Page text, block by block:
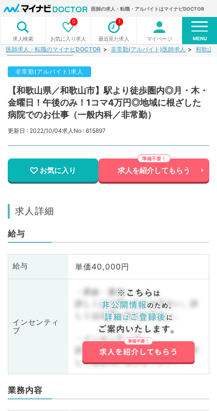
医師の求人・転職・アルバイトはマイナビDOCTOR
求人検索 お気に入り求人
0
最近見た求人
1
マイページ MENU
医師求人・転職のマイナビDOCTOR 非常勤(アルバイト)医師求人 和歌山
非常勤(アルバイト)求人
【和歌山県／和歌山市】駅より徒歩圏内◎月・木・
金曜日！午後のみ！1コマ4万円◎地域に根ざした
病院でのお仕事（一般内科／非常勤）
更新日 : 2022/10/04求人No : 615897
お気に入り 求人を紹介してもらう
求人詳細
給与
給与 単価40,000円
インセンティ
ブ
・昇給・賞与
詳しくはお問い合わせ下さい。詳
しくはお問い合わせ下さい。
・インセンティブ
詳しくはお問い合わせ下さい。詳
しくはお問い合わせ下さい。
業務内容